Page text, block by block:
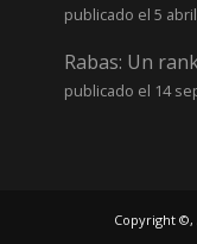
publicado el 5
Rabas: Un
publicado el 14
Copyright ©,